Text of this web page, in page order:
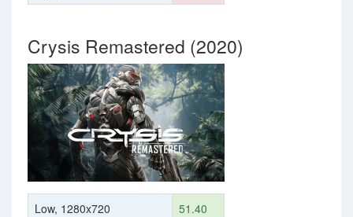
Crysis Remastered (2020)
Low, 1280x720
51.40